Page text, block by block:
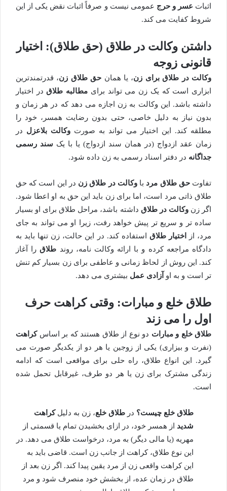
اثبات عسر و حرج عمومی نیست و صرفاً اثبات نقض یکی از این
شروط کفایت می کند.
داشتن وکالت در طلاق (حق طلاق): اختیار
قانونی زوجه
وکالت در طلاق برای زن، یا همان حق طلاق زن، قدرتمندترین
ابزاری است که یک زن می تواند برای مطالبه طلاقدر اختیار
داشته باشد. این وکالت به زن اجازه می دهد که در هر زمان و
بدون نیاز به دلیل خاصی، حتی بدون رضایت همسر، خود را
مطلقه کند. این اختیار می تواند به صورت وکالت بلاعزل در
زمان عقد ازدواج (در همان سند ازدواج) یا با یک سند رسمی
جداگانه در دفتر اسناد رسمی به زن داده شود.
تفاوتحق طلاق مرد باوکالت در طلاق زن در این است که حق
طلاق ذاتی مرد است، اما برای زن باید این حق به او اعطا شود.
اگر زنوکالت در طلاق داشته باشد، مراحل طلاق برای او بسیار
ساده تر و سریع تر پیش خواهد رفت، زیرا او می تواند به جای
مرد، از
اختیار طلاق استفاده کند. در این حالت، زن تنها باید به
دادگاه مراجعه کرده و با ارائه وکالت نامه، روند طلاقرا آغاز
کند. این روش از لحاظ زمانی و عاطفی برای زن بسیار کم تنش
تر است و به او آزادی عمل بیشتری می دهد.
طلاق خلع و مبارات: وقتی کراهت حرف
اول را می زند
طلاق خلع و مبارات دو نوع از طلاق هستند که بر اساسکراهت
(نفرت و بیزاری) یکی از زوجین یا هر دو از یکدیگر صورت می
گیرد. این انواع طلاق، راه حلی برای مواقعی است که ادامه
زندگی مشترک برای زن یا هر دو طرف، غیرقابل تحمل شده
است.
طلاق خلع چیست؟ در طلاق خلع، زن به دلیلکراهت
شدید از همسر خود، در ازای بخشیدن تمام یا قسمتی از
مهریه (یا مالی دیگر) به مرد، درخواست طلاق می دهد. در
این نوع طلاق، کراهت از جانب زن است. قاضی باید به
این کراهت واقعی زن از مرد یقین پیدا کند. اگر زن بعد از
طلاق در زمان عده، از بخشش خود منصرف شود و مرد